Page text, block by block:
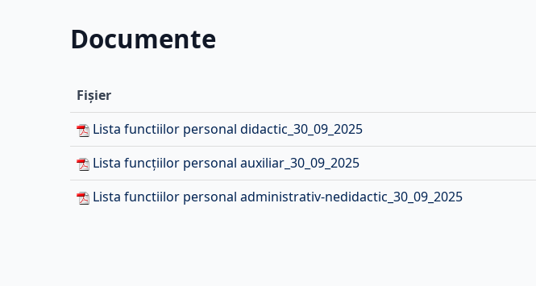
Documente
Fișier
Lista functiilor personal didactic_30_09_2025
Lista funcțiilor personal auxiliar_30_09_2025
Lista functiilor personal administrativ-nedidactic_30_09_2025